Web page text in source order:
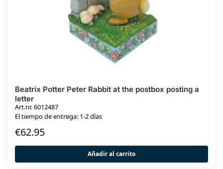
Beatrix Potter Peter Rabbit at the postbox posting a
letter
Art.nr. 6012487
El tiempo de entrega: 1-2 días
€62.95
Añadir al carrito